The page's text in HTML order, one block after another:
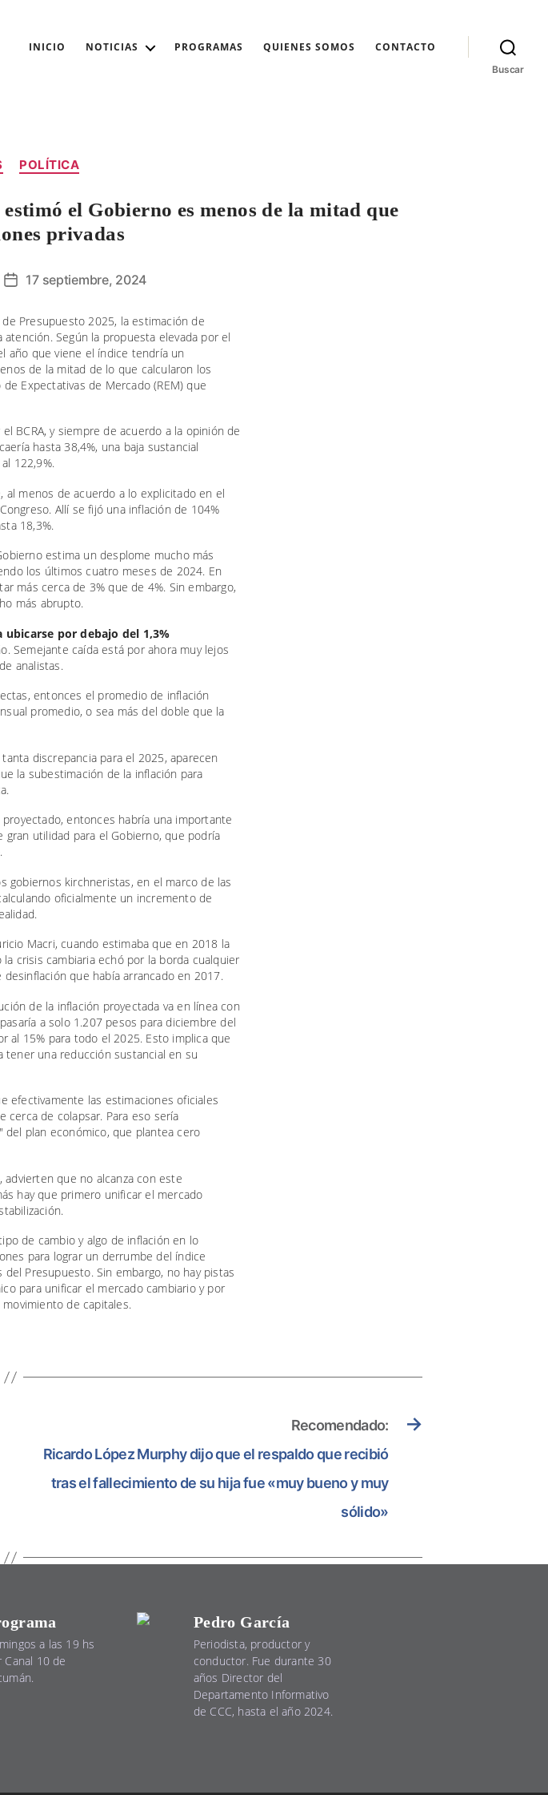
INICIO NOTICIAS PROGRAMAS QUIENES SOMOS CONTACTO
Buscar
POLÍTICA
el Gobierno es menos de la mitad que
privadas
Fecha
la
entrada
17 septiembre, 2024
Presupuesto 2025, la estimación de
Según la propuesta elevada por el
año que viene el índice tendría un
de la mitad de lo que calcularon los
Expectativas de Mercado (REM) que
BCRA, y siempre de acuerdo a la opinión de
hasta 38,4%, una baja sustancial
122,9%.
menos de acuerdo a lo explicitado en el
Allí se fijó una inflación de 104%
18,3%.
estima un desplome mucho más
los últimos cuatro meses de 2024. En
más cerca de 3% que de 4%. Sin embargo,
más abrupto.
ubicarse por debajo del 1,3%
Semejante caída está por ahora muy lejos
analistas.
entonces el promedio de inflación
promedio, o sea más del doble que la
discrepancia para el 2025, aparecen
la subestimación de la inflación para
entonces habría una importante
utilidad para el Gobierno, que podría
gobiernos kirchneristas, en el marco de las
oficialmente un incremento de
Macri, cuando estimaba que en 2018 la
crisis cambiaria echó por la borda cualquier
que había arrancado en 2017.
de la inflación proyectada va en línea con
a solo 1.207 pesos para diciembre del
al 15% para todo el 2025. Esto implica que
tener una reducción sustancial en su
efectivamente las estimaciones oficiales
cerca de colapsar. Para eso sería
del plan económico, que plantea cero
que no alcanza con este
hay que primero unificar el mercado
de cambio y algo de inflación en lo
para lograr un derrumbe del índice
Presupuesto. Sin embargo, no hay pistas
para unificar el mercado cambiario y por
de capitales.
→
Recomendado:
Ricardo López Murphy dijo que el respaldo que recibió
tras el fallecimiento de su hija fue «muy bueno y muy
sólido»
a las 19 hs
Canal 10 de
Pedro García
Periodista, productor y
conductor. Fue durante 30
años Director del
Departamento Informativo
de CCC, hasta el año 2024.